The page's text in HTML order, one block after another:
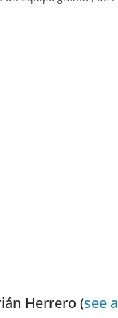
Herrero (see